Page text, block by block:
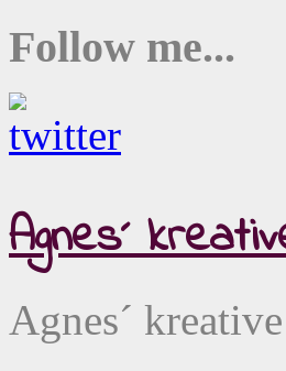
Follow me...
Agnes´
Agnes´